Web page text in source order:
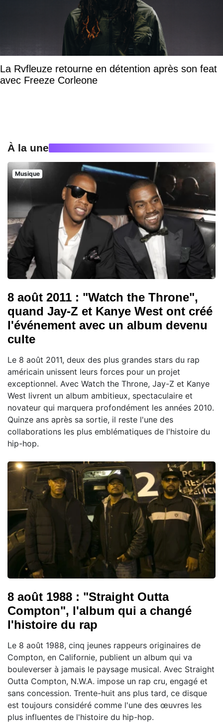
La Rvfleuze retourne en détention après son feat
avec Freeze Corleone
À la une
Musique
8 août 2011 : "Watch the Throne",
quand Jay-Z et Kanye West ont créé
l'événement avec un album devenu
culte
Le 8 août 2011, deux des plus grandes stars du rap
américain unissent leurs forces pour un projet
exceptionnel. Avec Watch the Throne, Jay-Z et Kanye
West livrent un album ambitieux, spectaculaire et
novateur qui marquera profondément les années 2010.
Quinze ans après sa sortie, il reste l'une des
collaborations les plus emblématiques de l'histoire du
hip-hop.
8 août 1988 : "Straight Outta
Compton", l'album qui a changé
l'histoire du rap
Le 8 août 1988, cinq jeunes rappeurs originaires de
Compton, en Californie, publient un album qui va
bouleverser à jamais le paysage musical. Avec Straight
Outta Compton, N.W.A. impose un rap cru, engagé et
sans concession. Trente-huit ans plus tard, ce disque
est toujours considéré comme l'une des œuvres les
plus influentes de l'histoire du hip-hop.